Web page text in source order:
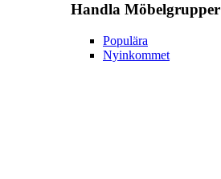
Handla Möbelgrupper
Populära
Nyinkommet